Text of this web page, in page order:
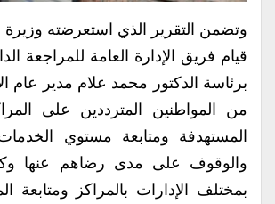
وتضمن التقرير الذي استعرضته وزيرة
قيام فريق الإدارة العامة للمراجعة
برئاسة الدكتور محمد علام مدير عام
من المواطنين المترددين على
المستهدفة ومتابعة مستوي
والوقوف على مدى رضاهم عنها
بمختلف الإدارات بالمراكز ومتابعة